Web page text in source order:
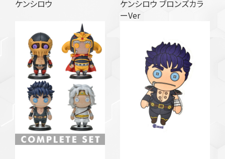
ケンシロウ
ケンシロウ ブロンズカラ
ーVer